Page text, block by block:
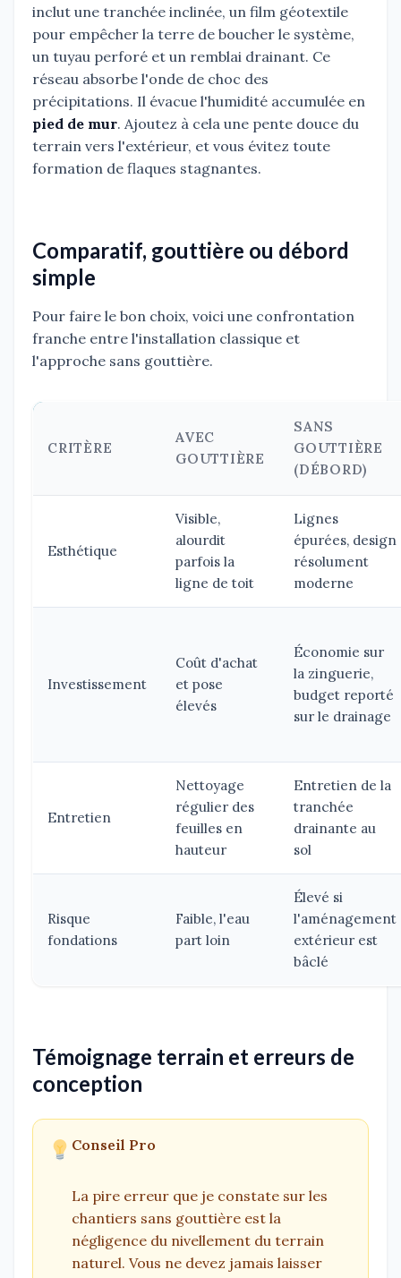
inclut une tranchée inclinée, un film géotextile
pour empêcher la terre de boucher le système,
un tuyau perforé et un remblai drainant. Ce
réseau absorbe l'onde de choc des
précipitations. Il évacue l'humidité accumulée en
pied de mur. Ajoutez à cela une pente douce du
terrain vers l'extérieur, et vous évitez toute
formation de flaques stagnantes.
Comparatif, gouttière ou débord
simple
Pour faire le bon choix, voici une confrontation
franche entre l'installation classique et
l'approche sans gouttière.
CRITÈRE
AVEC
GOUTTIÈRE
SANS
GOUTTIÈRE
(DÉBORD)
Esthétique
Visible,
alourdit
parfois la
ligne de toit
Lignes
épurées, design
résolument
moderne
Investissement
Coût d'achat
et pose
élevés
Économie sur
la zinguerie,
budget reporté
sur le drainage
Entretien
Nettoyage
régulier des
feuilles en
hauteur
Entretien de la
tranchée
drainante au
sol
Risque
fondations
Faible, l'eau
part loin
Élevé si
l'aménagement
extérieur est
bâclé
Témoignage terrain et erreurs de
conception
Conseil Pro
La pire erreur que je constate sur les
chantiers sans gouttière est la
négligence du nivellement du terrain
naturel. Vous ne devez jamais laisser